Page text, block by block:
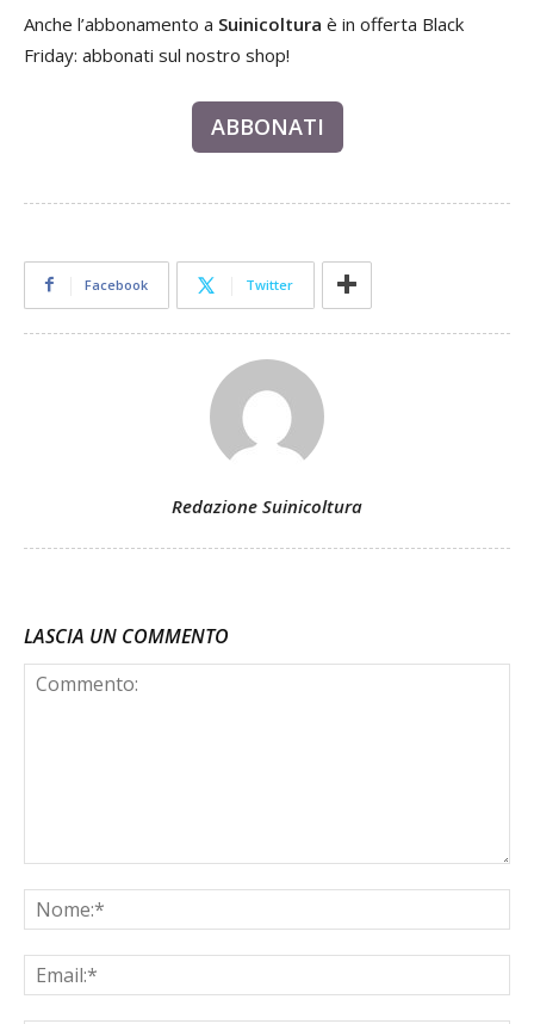
Anche l’abbonamento a Suinicoltura è in offerta Black
Friday: abbonati sul nostro shop!
ABBONATI
Facebook Twitter
Redazione Suinicoltura
LASCIA UN COMMENTO